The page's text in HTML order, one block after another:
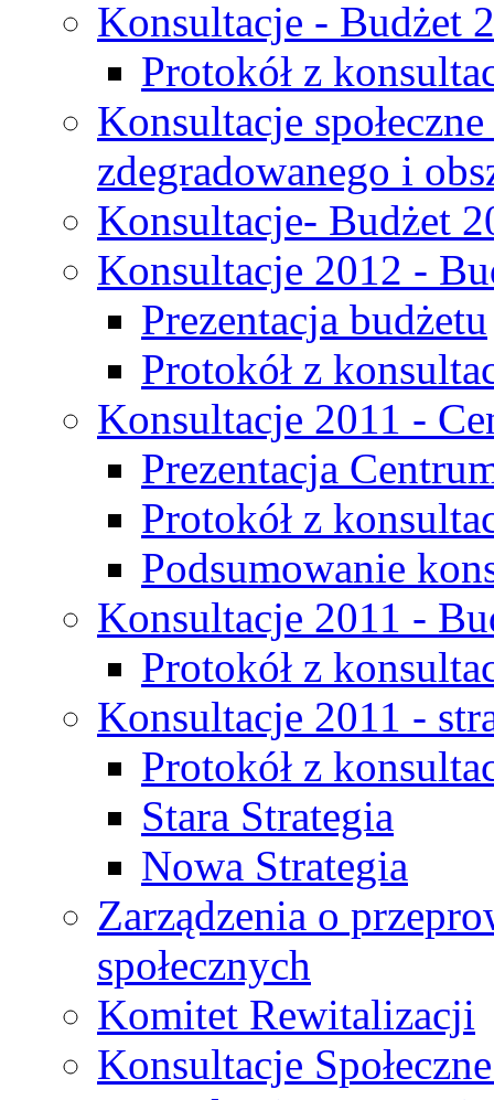
Konsultacje - Budżet
Protokół z
Konsultacje
zdegradowanego i
Konsultacje- Budżet
Konsultacje 2012 -
Prezentacja budżetu
Protokół z
Konsultacje 2011 -
Prezentacja
Protokół z
Podsumowanie
Konsultacje 2011 -
Protokół z
Konsultacje 2011 -
Protokół z
Stara Strategia
Nowa Strategia
Zarządzenia o
społecznych
Komitet Rewitalizacji
Konsultacje